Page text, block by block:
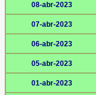
08-abr-2023
07-abr-2023
06-abr-2023
05-abr-2023
01-abr-2023